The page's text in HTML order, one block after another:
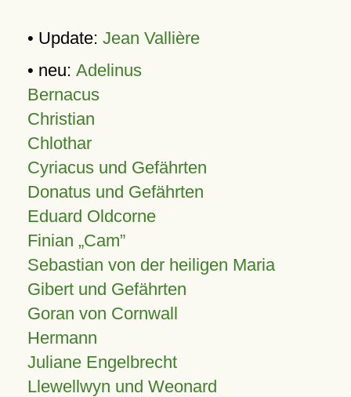
• Update: Jean Vallière
• neu: Adelinus
Bernacus
Christian
Chlothar
Cyriacus und Gefährten
Donatus und Gefährten
Eduard Oldcorne
Finian Cam
Sebastian von der heiligen Maria
Gibert und Gefährten
Goran von Cornwall
Hermann
Juliane Engelbrecht
Llewellwyn und Weonard